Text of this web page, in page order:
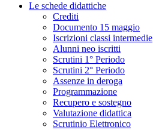
Le schede didattiche
Crediti
Documento 15 maggio
Iscrizioni classi intermedie
Alunni neo iscritti
Scrutini 1° Periodo
Scrutini 2° Periodo
Assenze in deroga
Programmazione
Recupero e sostegno
Valutazione didattica
Scrutinio Elettronico